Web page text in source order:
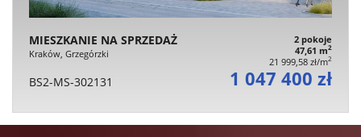
MIESZKANIE NA SPRZEDAŻ
Kraków, Grzegórzki
2 pokoje
47,61 m2
21 999,58 zł/m2
BS2-MS-302131 1 047 400 zł